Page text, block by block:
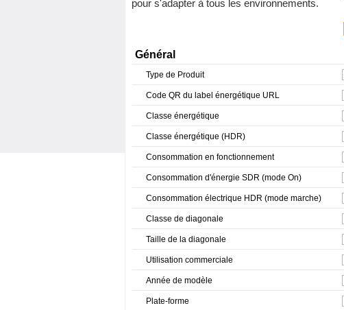
pour s'adapter à tous les environnements.
Général
Type de Produit
Code QR du label énergétique URL
Classe énergétique
Classe énergétique (HDR)
Consommation en fonctionnement
Consommation d'énergie SDR (mode On)
Consommation électrique HDR (mode marche)
Classe de diagonale
Taille de la diagonale
Utilisation commerciale
Année de modèle
Plate-forme